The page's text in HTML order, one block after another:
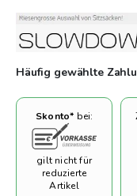
Häufig gewählte
Skonto* bei:
gilt nicht für
reduzierte
Artikel